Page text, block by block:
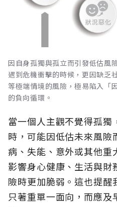
因自身孤獨與孤立而引發低估風
遇到危機衝擊的時候，更因缺乏
等極端情境的風險，極易陷入「
的負向循環。
當一個人主觀不覺得孤
時，可能因低估未來風
病、失能、意外或其他重
影響身心健康、生活與財
險時更加脆弱。這也提
只著重單一面向，而應